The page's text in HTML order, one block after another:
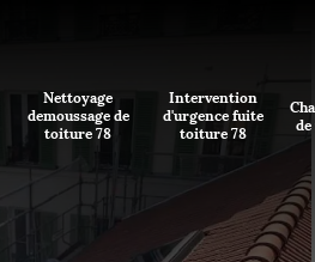
Nettoyage
demoussage de
toiture 78
Intervention
d'urgence fuite
toiture 78
de